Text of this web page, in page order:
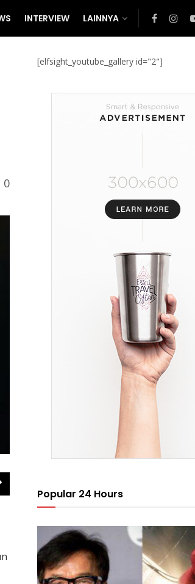
INTERVIEW LAINNYA
0
[elfsight_youtube_gallery id="2"]
Popular 24 Hours